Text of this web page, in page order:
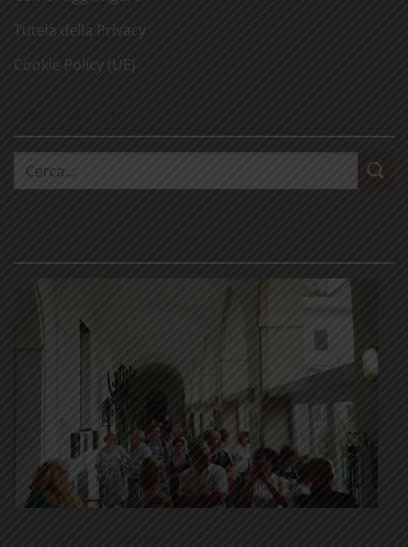
Tutela della Privacy
Cookie Policy (UE)
Cerca: